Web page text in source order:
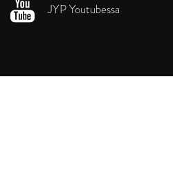
JYP Youtubessa